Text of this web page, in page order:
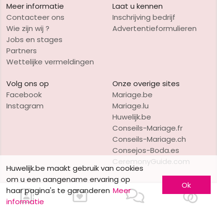
Meer informatie
Contacteer ons
Wie zijn wij ?
Jobs en stages
Partners
Wettelijke vermeldingen
Laat u kennen
Inschrijving bedrijf
Advertentieformulieren
Volg ons op
Facebook
Instagram
Onze overige sites
Mariage.be
Mariage.lu
Huwelijk.be
Conseils-Mariage.fr
Conseils-Mariage.ch
Consejos-Boda.es
CeremonyGuide.com
VO PublishingCopyright © 1997-2026 Huwelijk.be
Huwelijk.be maakt gebruik van cookies
om u een aangename ervaring op
haar pagina's te garanderen Meer
informatie
Ok